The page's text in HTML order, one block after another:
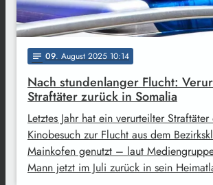
notes 09. August 2025 10:14
Nach stundenlanger Flucht:
Straftäter zurück in Somalia
Letztes Jahr hat ein verurteilter Straftäter
Kinobesuch zur Flucht aus dem
Mainkofen genutzt – laut
Mann jetzt im Juli zurück in sein